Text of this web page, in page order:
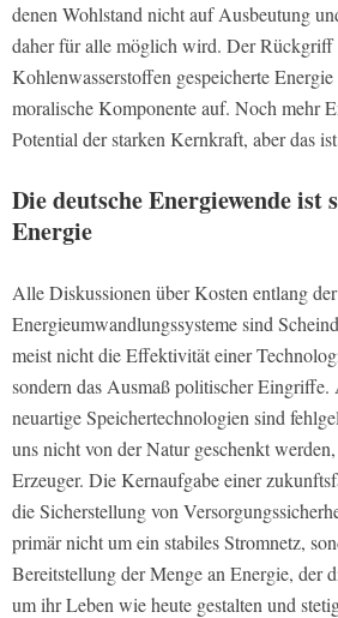
denen Wohlstand nicht auf Ausbeutung
daher für alle möglich wird. Der Rückgriff
Kohlenwasserstoffen gespeicherte
moralische Komponente auf. Noch mehr
Potential der starken Kernkraft, aber das
Die deutsche Energiewende ist
Energie
Alle Diskussionen über Kosten entlang
Energieumwandlungssysteme sind
meist nicht die Effektivität einer
sondern das Ausmaß politischer
neuartige Speichertechnologien sind
uns nicht von der Natur geschenkt
Erzeuger. Die Kernaufgabe einer
die Sicherstellung von
primär nicht um ein stabiles Stromnetz,
Bereitstellung der Menge an Energie, der
um ihr Leben wie heute gestalten und